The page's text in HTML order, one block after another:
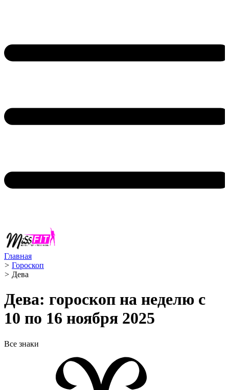
Главная
> Гороскоп
> Дева ️
Дева: гороскоп на неделю с
10 по 16 ноября 2025
Все знаки